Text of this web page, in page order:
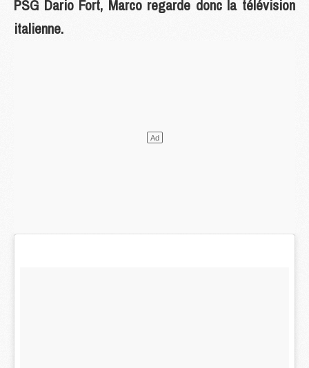
PSG Dario Fort, Marco regarde donc la télévision
italienne.